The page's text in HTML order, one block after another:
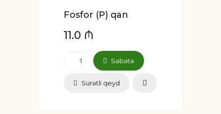
Fosfor (P) qan
11.0 ₼
Səbətə
Sürətli qeyd